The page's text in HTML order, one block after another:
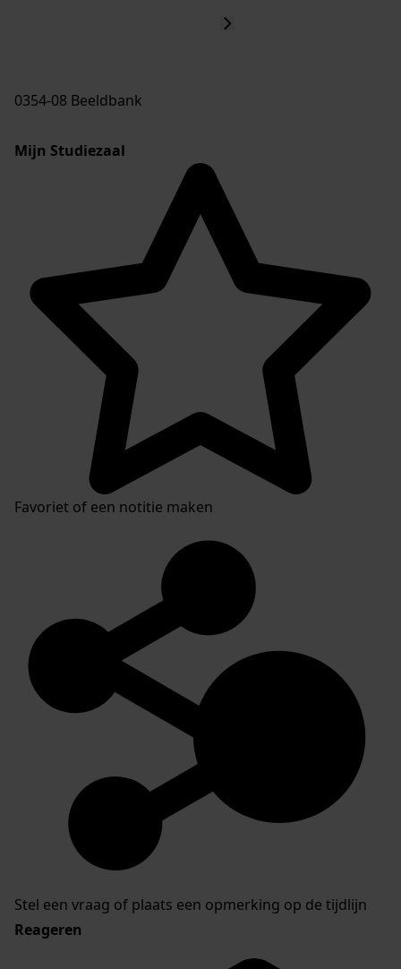
0354-08 Beeldbank
Mijn Studiezaal
Favoriet of een notitie maken
Stel een vraag of plaats een opmerking op de tijdlijn
Reageren